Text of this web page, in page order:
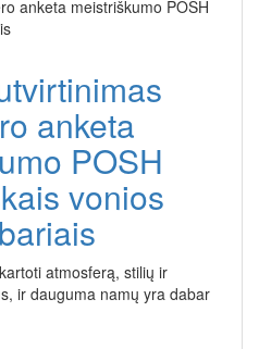
anketa
POSH
vonios
atmosferą, stilių ir
ir dauguma namų yra dabar